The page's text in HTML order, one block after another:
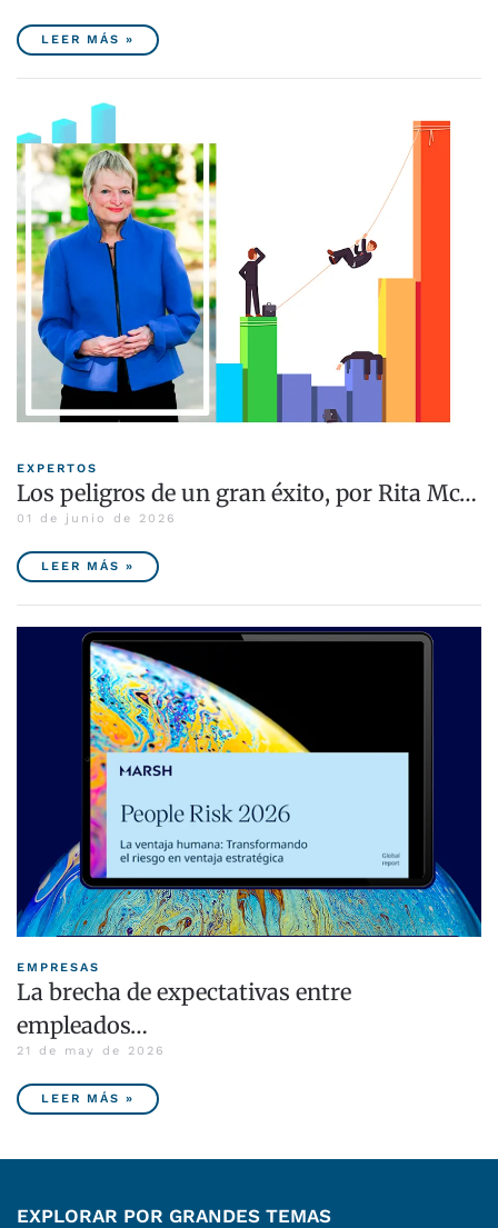
LEER MÁS »
EXPERTOS
Los peligros de un gran éxito, por Rita Mc…
01 de junio de 2026
LEER MÁS »
EMPRESAS
La brecha de expectativas entre
empleados…
21 de may de 2026
LEER MÁS »
EXPLORAR POR GRANDES TEMAS